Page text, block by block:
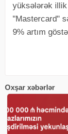
yüksələrək illik
"Mastercard"
9% artım
Oxşar xəbərlər